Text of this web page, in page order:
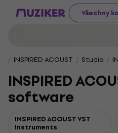
Všechny
INSPIRED ACOUST Studio
INSPIRED
software
INSPIRED ACOUST VST
Instruments